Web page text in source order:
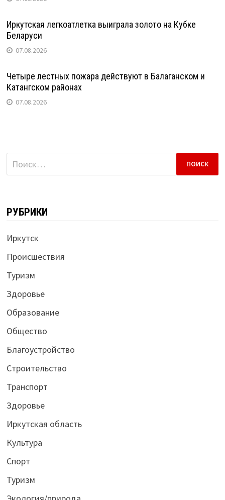
Иркутская легкоатлетка выиграла золото на Кубке
Беларуси
07.08.2026
Четыре лестных пожара действуют в Балаганском и
Катангском районах
07.08.2026
Найти:
РУБРИКИ
Иркутск
Происшествия
Туризм
Здоровье
Образование
Общество
Благоустройство
Строительство
Транспорт
Здоровье
Иркутская область
Культура
Спорт
Туризм